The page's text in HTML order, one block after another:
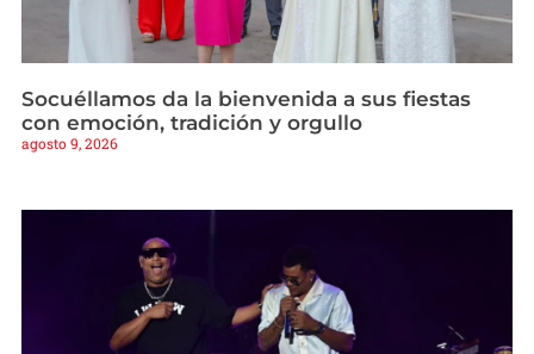
Socuéllamos da la bienvenida a sus fiestas
con emoción, tradición y orgullo
agosto 9, 2026